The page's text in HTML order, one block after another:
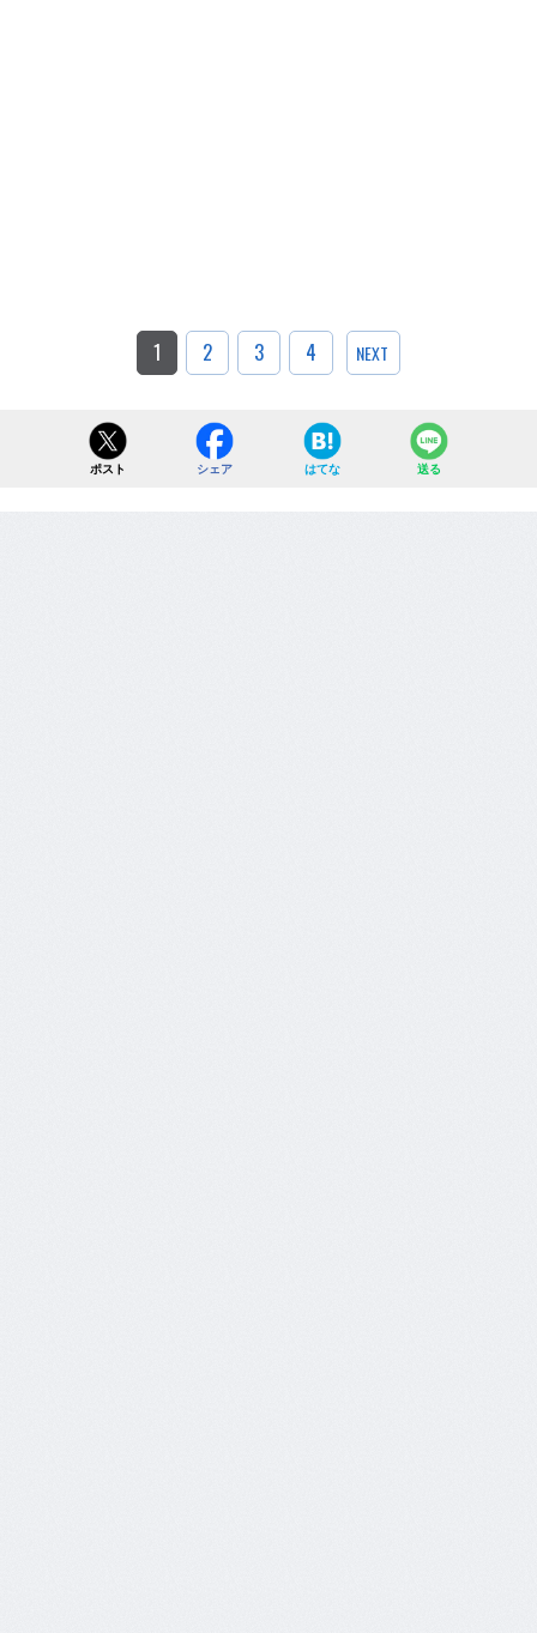
1 2 3 4 NEXT
ポスト シェア はてな 送る